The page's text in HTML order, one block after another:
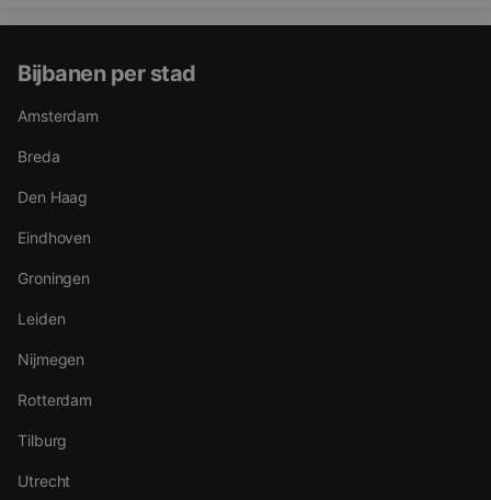
Bijbanen per stad
Amsterdam
Breda
Den Haag
Eindhoven
Groningen
Leiden
Nijmegen
Rotterdam
Tilburg
Utrecht